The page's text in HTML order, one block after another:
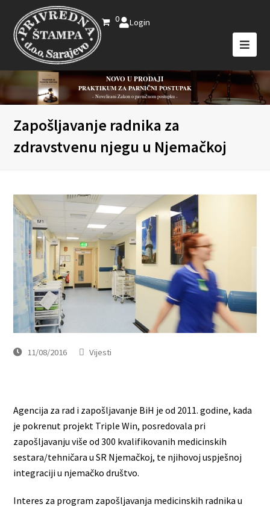
0 Login
NOVO U PRODAJI
PRAKTIKUM ZA PARNIČNI POSTUPAK
- Novelirani Zakon o parničnom postupku -
Zapošljavanje radnika za
zdravstvenu njegu u Njemačkoj
11/08/2016 Vijesti
Agencija za rad i zapošljavanje BiH je od 2011. godine, kada
je pokrenut projekt Triple Win, posredovala pri
zapošljavanju više od 300 kvalifikovanih medicinskih
sestara/tehničara u SR Njemačkoj, te njihovoj uspješnoj
integraciji u njemačko društvo.
Interes za program zapošljavanja medicinskih radnika u